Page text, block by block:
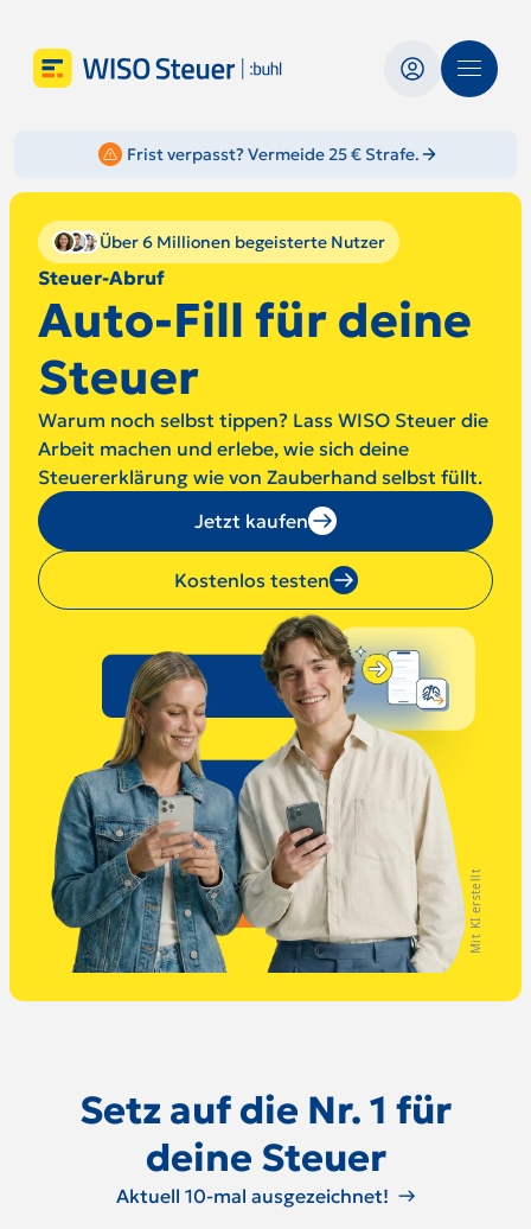
Frist verpasst? Vermeide 25 € Strafe.
Über 6 Millionen begeisterte Nutzer
Steuer-Abruf
Auto-Fill für deine
Steuer
Warum noch selbst tippen? Lass WISO Steuer die
Arbeit machen und erlebe, wie sich deine
Steuererklärung wie von Zauberhand selbst füllt.
Jetzt kaufen
Kostenlos testen
Mit KI erstellt
Setz auf die Nr. 1 für
deine Steuer
Aktuell 10-mal ausgezeichnet!